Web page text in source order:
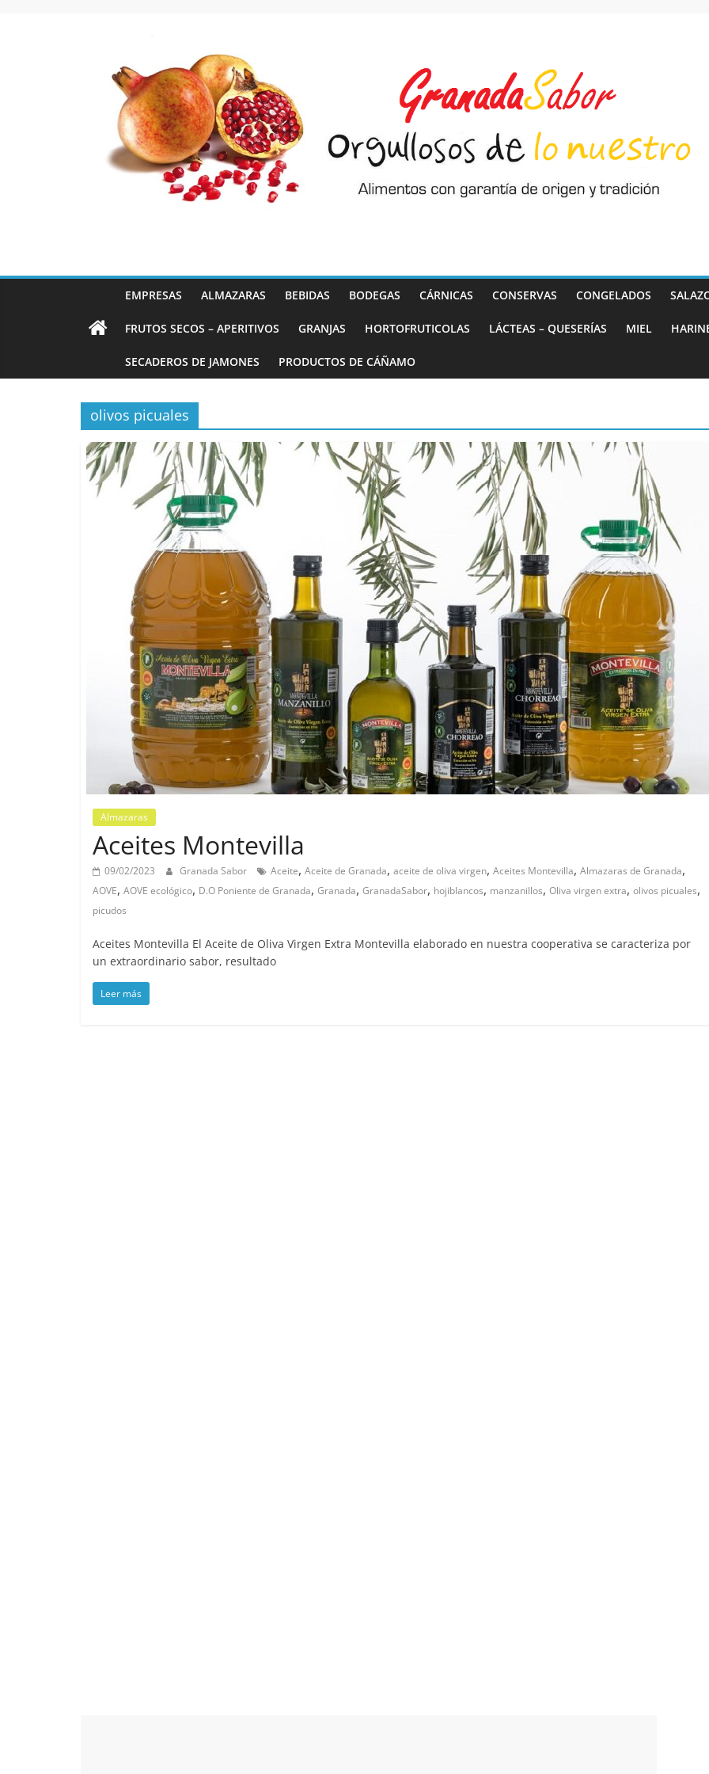
EMPRESAS ALMAZARAS BEBIDAS BODEGAS CÁRNICAS CONSERVAS CONGELADOS
FRUTOS SECOS – APERITIVOS GRANJAS HORTOFRUTICOLAS LÁCTEAS – QUESERÍAS MIEL
SECADEROS DE JAMONES PRODUCTOS DE CÁÑAMO
olivos picuales
Almazaras
Aceites Montevilla
09/02/2023 Granada Sabor Aceite, Aceite de Granada, aceite de oliva virgen, Aceites Montevilla, Almazaras de Granada,
AOVE, AOVE ecológico, D.O Poniente de Granada, Granada, GranadaSabor, hojiblancos, manzanillos, Oliva virgen extra, olivos picuales,
picudos
Aceites Montevilla El Aceite de Oliva Virgen Extra Montevilla elaborado en nuestra cooperativa se caracteriza por
un extraordinario sabor, resultado
Leer más
Panaderías
Panadería Artesana Diego
Fernández e hijos
Granada Sabor
Almazaras
Conde de Benalúa
15/02/2023 Granada Sabor